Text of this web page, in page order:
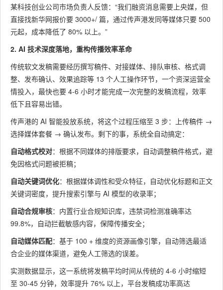
某科技创业公司市场负责人反馈：“我们融资消息需要上央媒，但
直接找新华网报价要 3000+/ 篇，通过传声港发同等媒体只要 500
元起，成本降低了 80% 以上。”
2. AI 技术深度落地，重构传播效率革命
传统软文发稿需要经历撰写稿件、对接媒体、排队审核、格式调
整、发布确认、效果追踪等 13 个人工操作环节，一个资深运营全
情投入，最快也要 4-6 小时才能完成一次完整的发稿流程，效率
低下且容易出错。
传声港的 AI 智能投放系统，将这个过程压缩至 3 步：上传稿件 →
选择媒体套餐 → 确认发布。剩下的事，系统全自动搞定：
自动格式校对：根据不同媒体的排版要求，自动调整稿件格式，避
免因格式问题被拒稿；
自动关键词优化：根据媒体调性和受众特征，自动优化标题和正文
关键词密度，提升搜索引擎与 AI 模型的收录率；
自动合规审核：内置行业合规知识库，违禁词检测准确率达
99.8%，自动拦截敏感内容，保障传播安全；
自动媒体匹配：基于 100 + 维度的资源画像引擎，自动筛选最适
合企业的媒体渠道，避免人工筛选的误差。
实测数据显示，这一系统将发稿平均时间从传统的 4-6 小时缩短
至 30-45 分钟，效率提升 76% 以上，平台发稿成功率高达